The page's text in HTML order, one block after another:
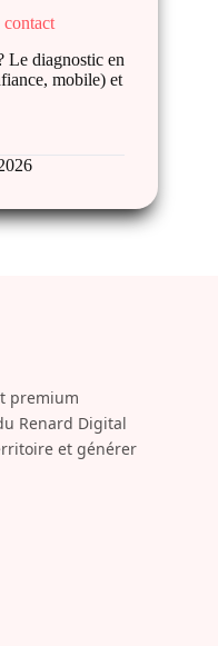
contact
Le diagnostic en
mobile) et
premium
Renard Digital
et générer